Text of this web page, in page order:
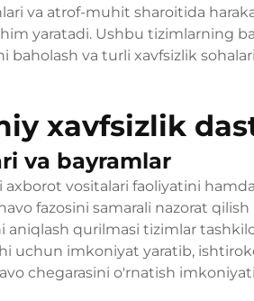
va atrof-muhit sharoitida
yaratadi. Ushbu tizimlarning
va turli xavfsizlik
xavfsizlik
va bayramlar
vositalari faoliyatini
fazosini samarali nazorat
aniqlash qurilmasi tizimlar
uchun imkoniyat yaratib,
chegarasini o'rnatish